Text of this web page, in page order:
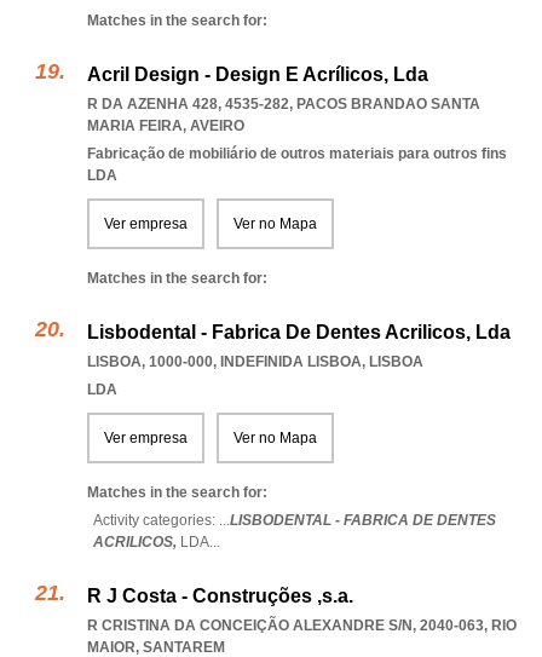
Matches in the search for:
Acril Design - Design E Acrílicos, Lda
R DA AZENHA 428, 4535-282, PACOS BRANDAO SANTA
MARIA FEIRA, AVEIRO
Fabricação de mobiliário de outros materiais para outros fins
LDA
Ver empresa Ver no Mapa
Matches in the search for:
Lisbodental - Fabrica De Dentes Acrilicos, Lda
LISBOA, 1000-000, INDEFINIDA LISBOA, LISBOA
LDA
Ver empresa Ver no Mapa
Matches in the search for:
Activity categories: ...LISBODENTAL - FABRICA DE DENTES
ACRILICOS, LDA...
R J Costa - Construções ,s.a.
R CRISTINA DA CONCEIÇÃO ALEXANDRE S/N, 2040-063, RIO
MAIOR, SANTAREM